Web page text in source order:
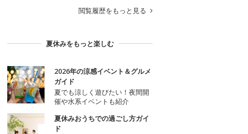
閲覧履歴をもっと見る
夏休みをもっと楽しむ
2026年の涼感イベント＆グルメ
ガイド
夏でも涼しく遊びたい！夜間開
催や水系イベントも紹介
夏休みおうちでの過ごし方ガイ
ド